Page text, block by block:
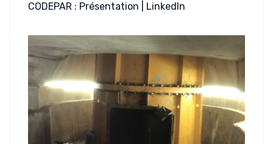
CODEPAR : Présentation | LinkedIn